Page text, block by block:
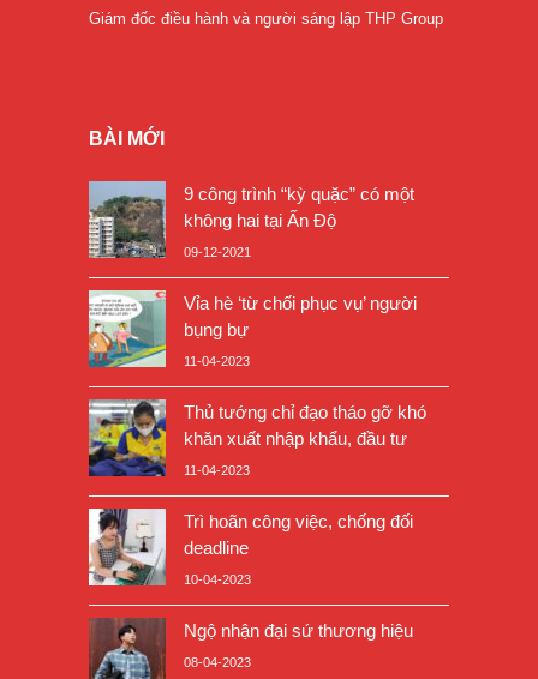
Giám đốc điều hành và người sáng lập THP Group
BÀI MỚI
9 công trình “kỳ quặc” có một
không hai tại Ấn Độ
09-12-2021
Vỉa hè ‘từ chối phục vụ’ người
bụng bự
11-04-2023
Thủ tướng chỉ đạo tháo gỡ khó
khăn xuất nhập khẩu, đầu tư
11-04-2023
Trì hoãn công việc, chống đối
deadline
10-04-2023
Ngộ nhận đại sứ thương hiệu
08-04-2023